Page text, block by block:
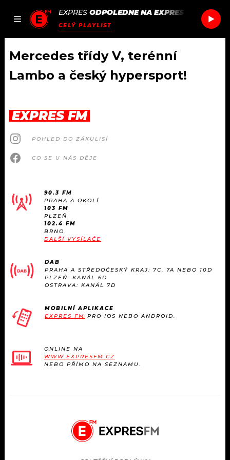
JAK
SEZNAM.CZ
EXPRES ODPOLEDNE NA EXPRES FM /RIMIDI
CELÝ PLAYLIST
ČLÁNKY
AKTUÁLNĚ
HUDBA
#NEBUDUDOMA
KALENDÁŘ
TRENDY
MIX
PODCASTY
JAK NALADIT
RÁDIO
APLIKACE
PROGRAM
PLAYLIST
JAK NALADIT
SOUTĚŽE
Mercedes třídy V, terénní
Lambo a český hypersport!
EXPRES FM
POHLED DO ZÁKULISÍ
CO SE U NÁS DĚJE
90.3 FM
PRAHA A OKOLÍ
103 FM
PLZEŇ
102.4 FM
BRNO
DALŠÍ VYSÍLAČE
DAB
PRAHA A STŘEDOČESKÝ KRAJ: 7C, 7A NEBO 10D
PLZEŇ: KANÁL 6D
OSTRAVA: KANÁL 7D
MOBILNÍ APLIKACE
EXPRES FM PRO IOS NEBO ANDROID.
ONLINE NA
WWW.EXPRESFM.CZ
NEBO PŘÍMO NA SEZNAMU.